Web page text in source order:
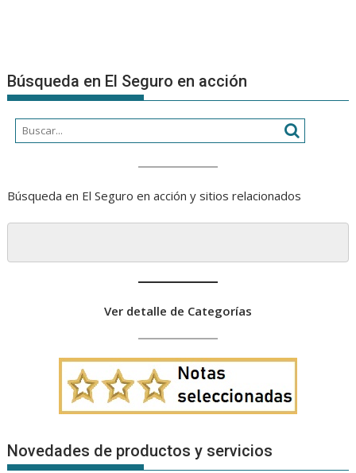
Búsqueda en El Seguro en acción
Búsqueda en El Seguro en acción y sitios relacionados
Ver detalle de Categorías
Novedades de productos y servicios